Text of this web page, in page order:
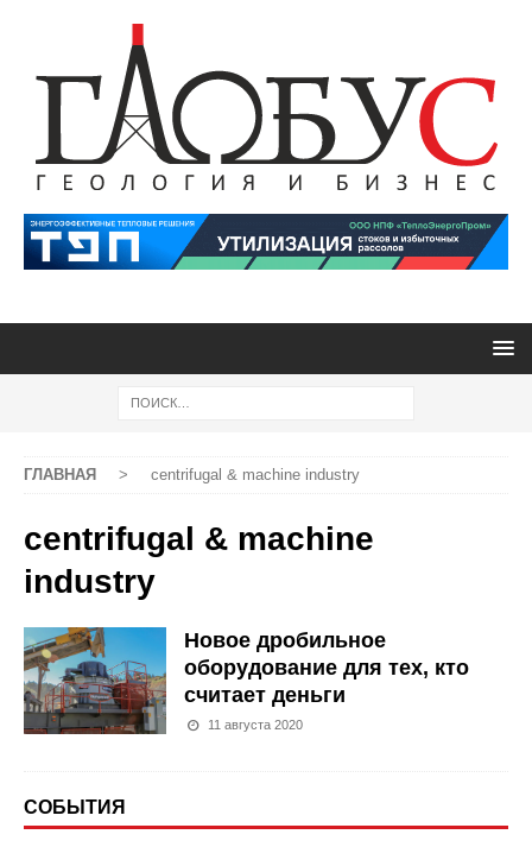
ГЛАВНАЯ > centrifugal & machine industry
centrifugal & machine
industry
Новое дробильное
оборудование для тех, кто
считает деньги
11 августа 2020
СОБЫТИЯ